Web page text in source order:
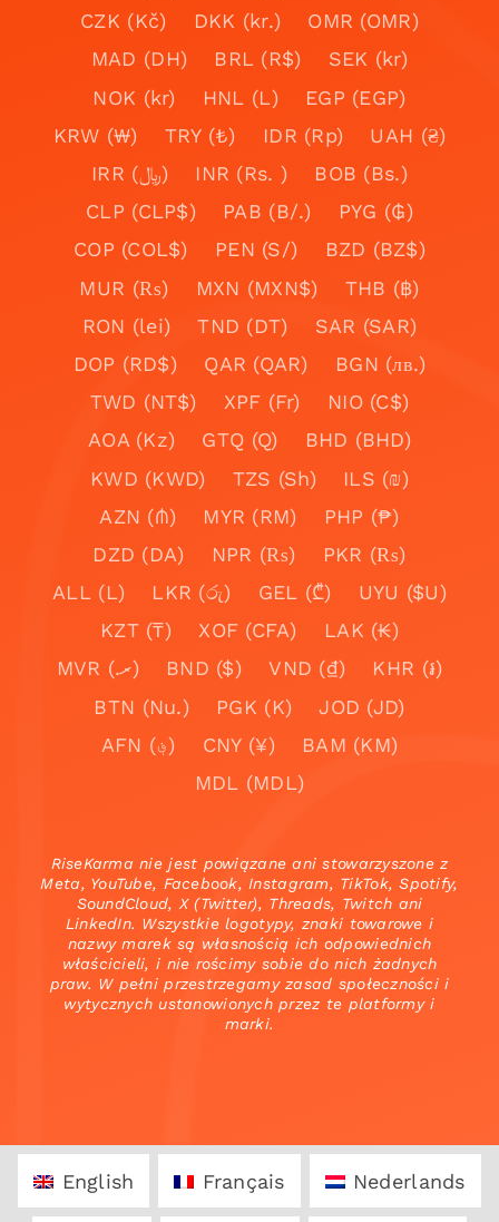
CZK (Kč)
DKK (kr.)
OMR (OMR)
MAD (DH)
BRL (R$)
SEK (kr)
NOK (kr)
HNL (L)
EGP (EGP)
KRW (₩)
TRY (₺) IDR (Rp)
UAH (₴)
IRR (﷼)
INR (Rs. )
BOB (Bs.)
CLP (CLP$)
PAB (B/.)
PYG (₲)
COP (COL$)
PEN (S/)
BZD (BZ$)
MUR (₨)
MXN (MXN$)
THB (฿)
RON (lei)
TND (DT)
SAR (SAR)
DOP (RD$)
QAR (QAR)
BGN (лв.)
TWD (NT$)
XPF (Fr)
NIO (C$)
AOA (Kz)
GTQ (Q)
BHD (BHD)
KWD (KWD)
TZS (Sh)
ILS (₪)
AZN (₼)
MYR (RM)
PHP (₱)
DZD (DA)
NPR (₨)
PKR (₨)
ALL (L)
LKR (රු) GEL (₾)
UYU ($U)
KZT (₸)
XOF (CFA)
LAK (₭)
MVR (.ރ)
BND ($) VND (₫)
KHR (៛)
BTN (Nu.)
PGK (K)
JOD (JD)
AFN (؋)
CNY (¥)
BAM (KM)
MDL (MDL)
RiseKarma nie jest powiązane ani stowarzyszone z
Meta, YouTube, Facebook, Instagram, TikTok, Spotify,
SoundCloud, X (Twitter), Threads, Twitch ani
LinkedIn. Wszystkie logotypy, znaki towarowe i
nazwy marek są własnością ich odpowiednich
właścicieli, i nie rościmy sobie do nich żadnych
praw. W pełni przestrzegamy zasad społeczności i
wytycznych ustanowionych przez te platformy i
marki.
English Français Nederlands